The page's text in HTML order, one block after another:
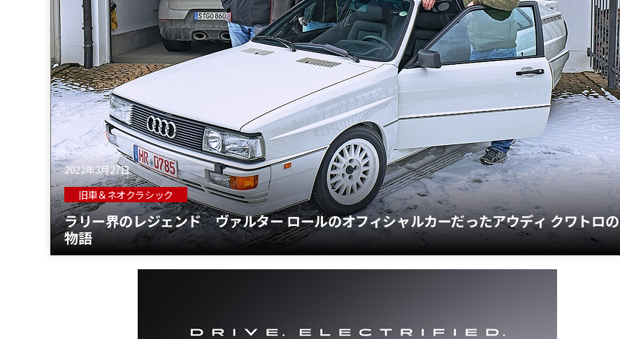
2022年3月27日
旧車＆ネオクラシック
ラリー界のレジェンド ヴァルター ロールのオフィシャルカーだったアウディ クワトロの
物語